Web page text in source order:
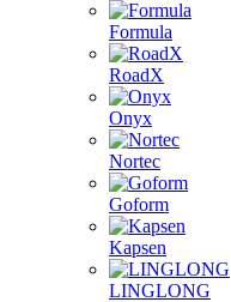
Formula
RoadX
Onyx
Nortec
Goform
Kapsen
LINGLONG